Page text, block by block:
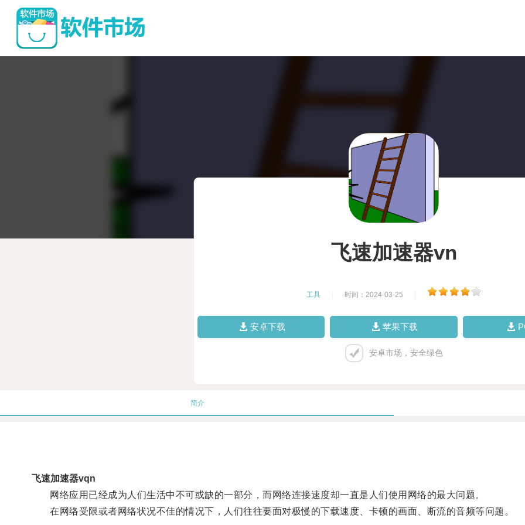
飞速加速器vn
工具 时间：2024-03-25
安卓下载 苹果下载
安卓市场，安全绿色
简介
飞速加速器vqn
网络应用已经成为人们生活中不可或缺的一部分，而网络连接速度却一直是人们使用网络的最大问题。
在网络受限或者网络状况不佳的情况下，人们往往要面对极慢的下载速度、卡顿的画面、断流的音频等问题。